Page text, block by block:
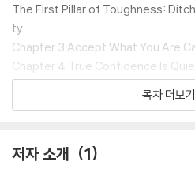
둘째, 몸의 신호에 귀를 기울여 난관과
셋째, 반응하지 말고 반응하라
넷째, 난관을 넘어서라
저자는 회복탄력성이란 무엇인지에 대
이란 난관을 무시하는 데서 길러지는 것
은 사람으로 나아가기 위한 로드맵을 제시
The First Pillar of Toughness:
ty
Chapter 3 Accept What You Are
Chapter 4 True Confidence Is
Chapter 5 Know When to Hold
The Second Pillar of Toughness:
The Third Pillar of Toughness:
목차 더보기
저자 소개 1